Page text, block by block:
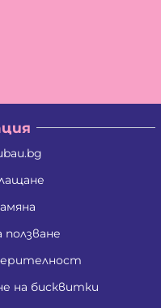
на бисквитки